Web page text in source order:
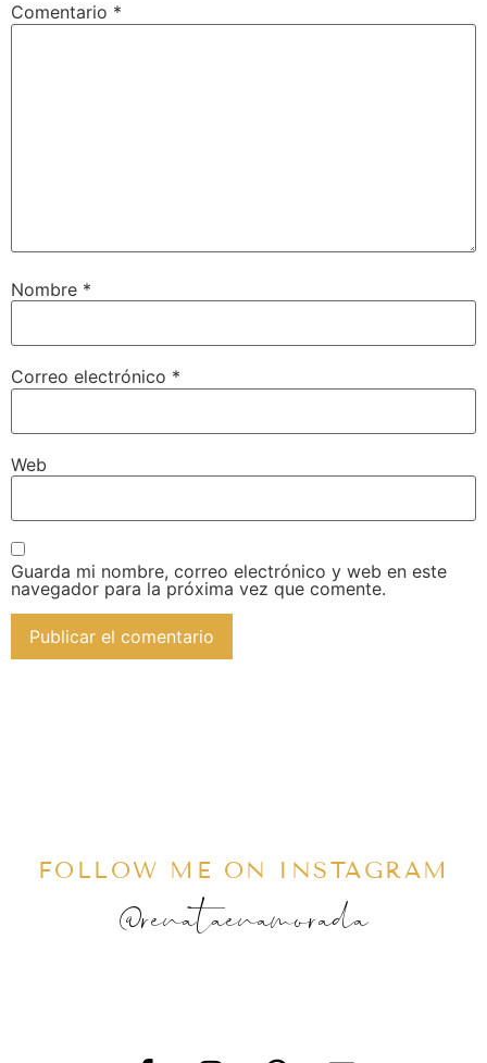
Comentario *
Nombre *
Correo electrónico *
Web
Guarda mi nombre, correo electrónico y web en este
navegador para la próxima vez que comente.
FOLLOW ME ON INSTAGRAM
@renataenamorada